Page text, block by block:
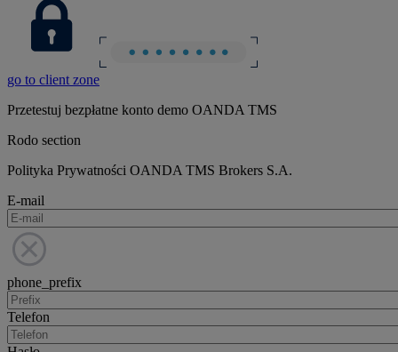
go to client zone
Przetestuj bezpłatne konto demo OANDA TMS
Rodo section
Polityka Prywatności OANDA TMS Brokers S.A.
E-mail
phone_prefix
Telefon